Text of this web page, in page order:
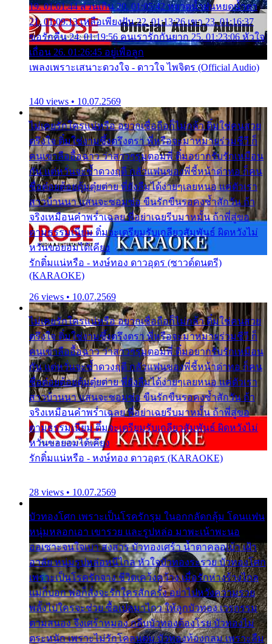
19. 01:01:44 ส่วนเกิน 20. 01:05:42 หยาดน้ำฝนหยดน้ำตา
21. 01:09:13 เหลือเพียงฝัน 22. 01:13:26 เขา 23. 01:16:37
ขอรักคืน 24. 01:19:56 คนเรารักกันยาก 25. 01:23:06 หัวใจ
เถื่อน 26. 01:26:45 อยู่เพื่อลูก
เพลงเพราะเสนาะดวงใจ - ดาวใจ ไพจิตร (Official Audio)
140 views • 10.07.2569
ไม่เคยรักใครแน่หรือ อยากเชื่อถือก็ไม่กล้า ติ๋มใช่คนสวย
ตรึงใจ ติ๋มใช่งามซึ้งตรึงตรา พี่หรือจะมาหมายร่วมชีวี ก็
คนเขาลืออื้อฉาว ว่าสาวๆรุมตอมพี่ ติ๋มอยากรับรักเหมือน
กัน แต่หวั่นจะช้ำดวงฤดี กลัวแฟนของพี่ชี้หน้าด่าทอ ก็คน
ชื่อต๋อยต้อยตุ้มตุ๋ยต่าย พี่ยังลืมได้ง่ายๆเลยหนอ แค่ตัวเรา
สาวบ้านนา แสนจะซอมซ่อ ขืนรักขืนรอคงช้ำสักวัน ถ้า
จริงเหมือนคำพร่ำเฉลย พี่อย่าเฉยรีบมาหมั้น ถ้าพี่สู่ขอ
ตามธรรมเนียม ติ๋มจะเตรียมรับเกลียวสัมพันธ์ ผิดหวังไม่
หวั่นขอยอมได้เคียง
รักติ๋มแน่หรือ - หงษ์ทอง ดาวอุดร (ซาวด์ดนตรี)
(KARAOKE)
26 views • 10.07.2569
ไม่เคยรักใครแน่หรือ อยากเชื่อถือก็ไม่กล้า ติ๋มใช่คนสวย
ตรึงใจ ติ๋มใช่งามซึ้งตรึงตรา พี่หรือจะมาหมายร่วมชีวี ก็
คนเขาลืออื้อฉาว ว่าสาวๆรุมตอมพี่ ติ๋มอยากรับรักเหมือน
กัน แต่หวั่นจะช้ำดวงฤดี กลัวแฟนของพี่ชี้หน้าด่าทอ ก็คน
ชื่อต๋อยต้อยตุ้มตุ๋ยต่าย พี่ยังลืมได้ง่ายๆเลยหนอ แค่ตัวเรา
สาวบ้านนา แสนจะซอมซ่อ ขืนรักขืนรอคงช้ำสักวัน ถ้า
จริงเหมือนคำพร่ำเฉลย พี่อย่าเฉยรีบมาหมั้น ถ้าพี่สู่ขอ
ตามธรรมเนียม ติ๋มจะเตรียมรับเกลียวสัมพันธ์ ผิดหวังไม่
หวั่นขอยอมได้เคียง
รักติ๋มแน่หรือ - หงษ์ทอง ดาวอุดร (KARAOKE)
28 views • 10.07.2569
บัวทองโศก เพราะเป็นโรครักรุม ในอกกลัดกลุ้ม โดนแฟน
หนุ่มหลอกเอา เขารวย และรูปหล่อ มาพะเน้าพะนอ
ออเซาะจนใจเบา สงสาร บัวทองเศร้า น้ำตาคลอเบ้า เฝ้า
อาลัย หนุ่มรูปหล่อหนีไกล หัวใจบัวทองระรวย บัวทองโศก
เพราะเป็นโรครักจาง ชีวิตเคว้งคว้าง เมื่อรักห่างร้างไกล
แม่ก็บอก พ่อก็สั่งจะรักใครสักครั้ง อย่าไปหวังความรวย
พลั้งไปใครจะช่วย ซื้อเปลมาไกว ให้ลูกบัวทอง เวรกรรม
ตามสนอง จึงเศร้าหมอง กลีบบัวทองต้องโรย บัวทองไม่
ตระหนัก เพราะไม่รักโคลนตม บัวทองท้องกลม เพราะลืม